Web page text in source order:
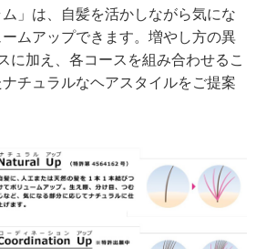
ム」は、自髪を活かしながら気にな
ムアップできます。増やし方の異
に加え、各コースを組み合わせるこ
チュラルなヘアスタイルをご提案